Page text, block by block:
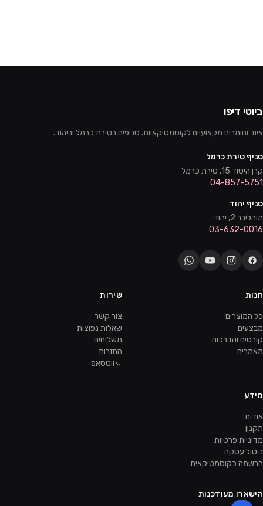
ביוטי דיפו
ציוד וחומרים מקצועיים לקוסמטיקאיות. סניפים בטירת כרמל וביהוד.
סניף טירת כרמל
קרן היסוד 15, טירת כרמל
04-857-5751
סניף יהוד
מוהליבר 2, יהוד
03-632-0016
חנות
כל המוצרים
מבצעים
קורסים והדרכות
מאמרים
שירות
צור קשר
שאלות נפוצות
משלוחים
החזרות
ווטסאפ
מידע
אודות
תקנון
מדיניות פרטיות
ביטול עסקה
הרשמה כקוסמטיקאית
הישארו מעודכנות